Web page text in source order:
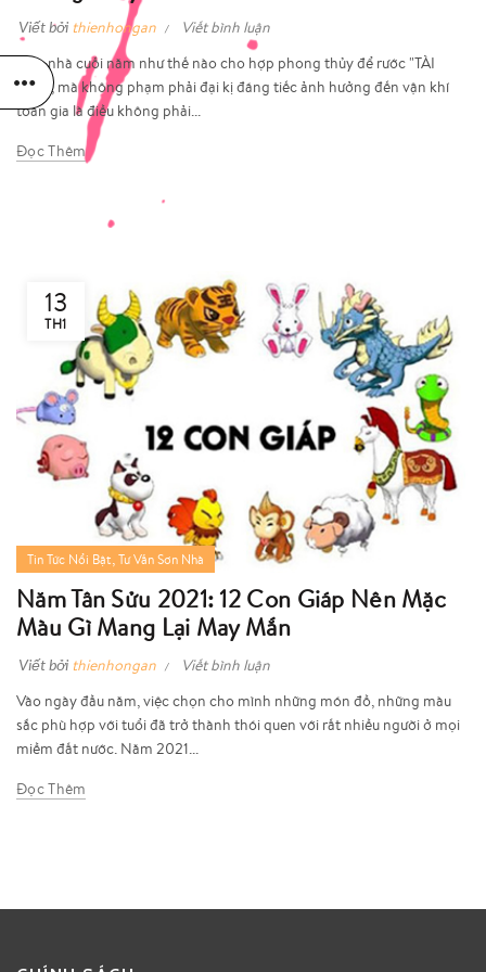
Viết bởi thienhongan
Viết bình luận
Dọn nhà cuối năm như thế nào cho hợp phong thủy để rước "TÀI
LỘC", mà không phạm phải đại kị đáng tiếc ảnh hưởng đến vận khí
toàn gia là điều không phải...
Đọc Thêm
13
TH1
Tin Tức Nổi Bật, Tư Vấn Sơn Nhà
Năm Tân Sửu 2021: 12 Con Giáp Nên Mặc
Màu Gì Mang Lại May Mắn
Viết bởi thienhongan
Viết bình luận
Vào ngày đầu năm, việc chọn cho mình những món đồ, những màu
sắc phù hợp với tuổi đã trở thành thói quen với rất nhiều người ở mọi
miềm đất nước. Năm 2021...
Đọc Thêm